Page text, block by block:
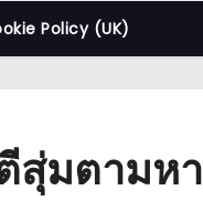
Policy (UK)
สุ่มตามหา